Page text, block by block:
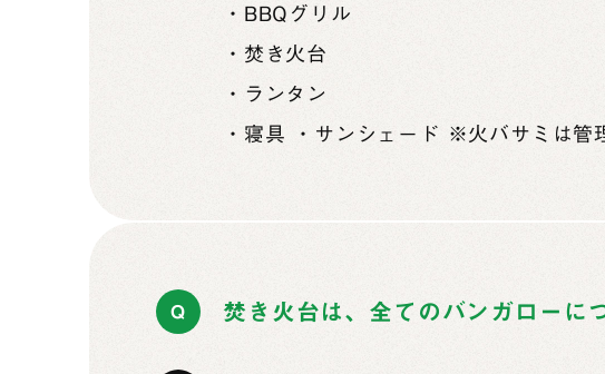
・BBQグリル
・焚き火台
・ランタン
・寝具 ・サンシェード ※火バサミは管
焚き火台は、全てのバンガローに